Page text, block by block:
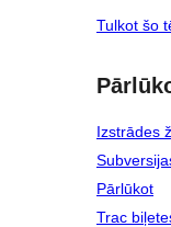
Tulkot šo
Izstrādes
Pārlūkot
Trac